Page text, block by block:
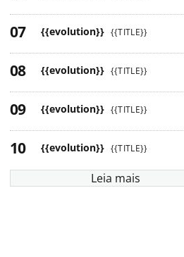
{{evolution}} {{TITLE}}
{{evolution}} {{TITLE}}
{{evolution}} {{TITLE}}
{{evolution}} {{TITLE}}
Leia mais